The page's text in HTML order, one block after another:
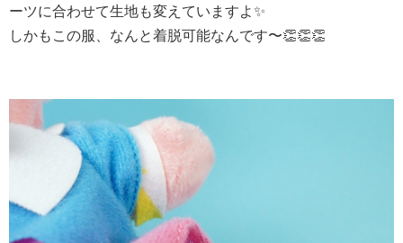
ーツに合わせて生地も変えていますよ✨
しかもこの服、なんと着脱可能なんです〜👏👏👏